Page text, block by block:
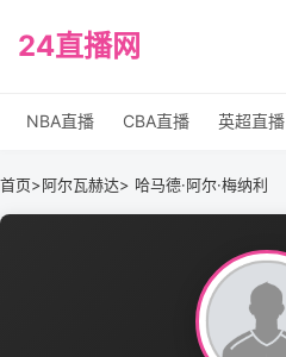
24直播网
NBA直播 CBA直播 英超直播
首页>阿尔瓦赫达> 哈马德·阿尔·梅纳利